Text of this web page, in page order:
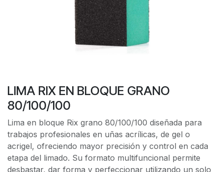
LIMA RIX EN BLOQUE GRANO
80/100/100
Lima en bloque Rix grano 80/100/100 diseñada para
trabajos profesionales en uñas acrílicas, de gel o
acrigel, ofreciendo mayor precisión y control en cada
etapa del limado. Su formato multifuncional permite
desbastar, dar forma y perfeccionar utilizando un solo